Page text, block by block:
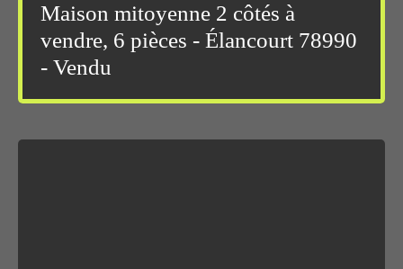
Maison mitoyenne 2 côtés à
vendre, 6 pièces - Élancourt 78990
- Vendu